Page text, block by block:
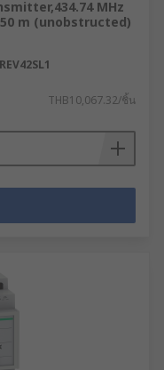
MHz
m (unobstructed)
THB10,067.32/ชิ้น